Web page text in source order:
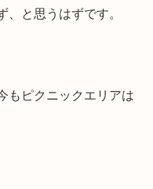
、と思うはずです。
もピクニックエリアは